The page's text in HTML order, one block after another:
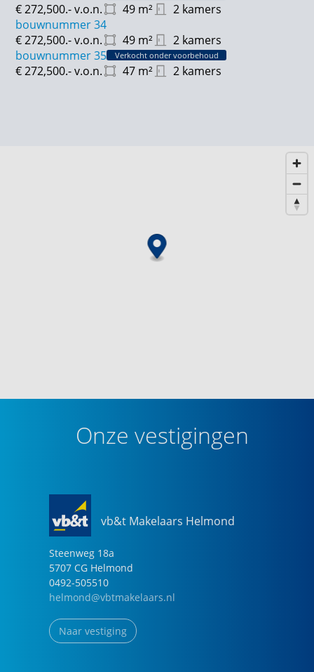
49 m² 2 kamers
€ 272,500.-v.o.n.
bouwnummer 34
49 m² 2 kamers
€ 272,500.-v.o.n.
bouwnummer 35
Verkocht onder voorbehoud
47 m² 2 kamers
€ 272,500.-v.o.n.
Onze vestigingen
vb&t Makelaars Helmond
Steenweg 18a
5707 CG Helmond
0492-505510
helmond@vbtmakelaars.nl
Naar vestiging